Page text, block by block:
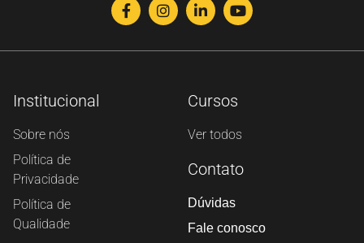
Institucional
Sobre nós
Política de
Privacidade
Política de
Qualidade
Cursos
Ver todos
Contato
Dúvidas
Fale conosco